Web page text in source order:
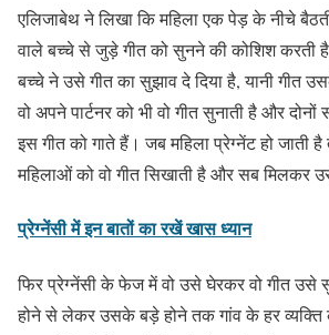
एलिजाबेथ ने लिखा कि महिला एक पेड़ के नीचे
वाले बच्चे से जुड़े गीत को सुनने की कोशिश करती
बच्चे ने उसे गीत का सुझाव दे दिया है, यानी गीत
वो अपने पार्टनर को भी वो गीत सुनाती है और
इस गीत को गाते हैं। जब महिला प्रेग्नेंट हो जाती है
महिलाओं को वो गीत सिखाती है और सब मिलकर
प्रेग्नेंसी में इन बातों का रखें खास ध्यान
फिर प्रेग्नेंसी के फेज में वो उसे घेरकर वो गीत उसे
होने से लेकर उसके बड़े होने तक गांव के हर व्यक्ति